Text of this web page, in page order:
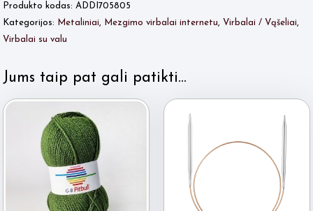
Produkto kodas: ADDI705805
Kategorijos:
Metaliniai Mezgimo virbalai internetu Virbalai / Vąšeliai
Virbalai su valu
Jums taip pat gali patikti…